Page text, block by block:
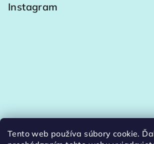
Tento web používa súbory cookie.
Instagram
Sledovať na Instagrame